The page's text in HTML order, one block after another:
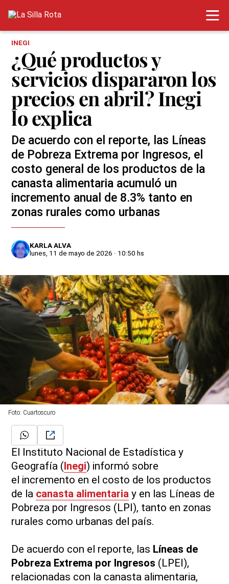
INEGI
¿Qué productos y
servicios dispararon los
precios en abril? Inegi
lo explica
De acuerdo con el reporte, las Líneas
de Pobreza Extrema por Ingresos, el
costo general de los productos de la
canasta alimentaria acumuló un
incremento anual de 8.3% tanto en
zonas rurales como urbanas
KARLA ALVA
lunes, 11 de mayo de 2026 · 10:50 hs
Foto: Cuartoscuro
El Instituto Nacional de Estadística y
Geografía (Inegi) informó sobre
el incremento en el costo de los productos
de la canasta alimentaria y en las Líneas de
Pobreza por Ingresos (LPI), tanto en zonas
rurales como urbanas del país.
De acuerdo con el reporte, las Líneas de
Pobreza Extrema por Ingresos (LPEI),
relacionadas con la canasta alimentaria,